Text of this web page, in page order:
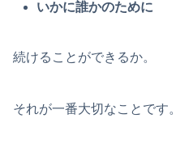
いかに誰かのために
続けることができるか。
それが一番大切なことです。